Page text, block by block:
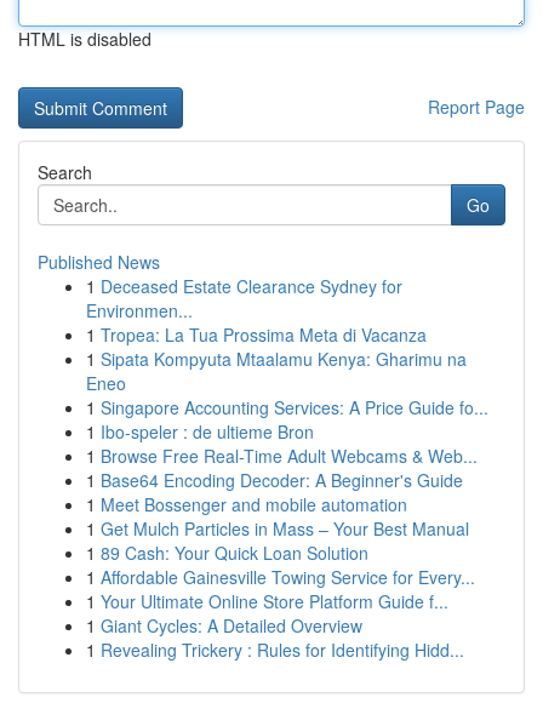
HTML is disabled
Report Page
Search
Go
Published News
1 Deceased Estate Clearance Sydney for
Environmen...
1 Tropea: La Tua Prossima Meta di Vacanza
1 Sipata Kompyuta Mtaalamu Kenya: Gharimu na
Eneo
1 Singapore Accounting Services: A Price Guide fo...
1 Ibo-speler : de ultieme Bron
1 Browse Free Real-Time Adult Webcams & Web...
1 Base64 Encoding Decoder: A Beginner's Guide
1 Meet Bossenger and mobile automation
1 Get Mulch Particles in Mass – Your Best Manual
1 89 Cash: Your Quick Loan Solution
1 Affordable Gainesville Towing Service for Every...
1 Your Ultimate Online Store Platform Guide f...
1 Giant Cycles: A Detailed Overview
1 Revealing Trickery : Rules for Identifying Hidd...